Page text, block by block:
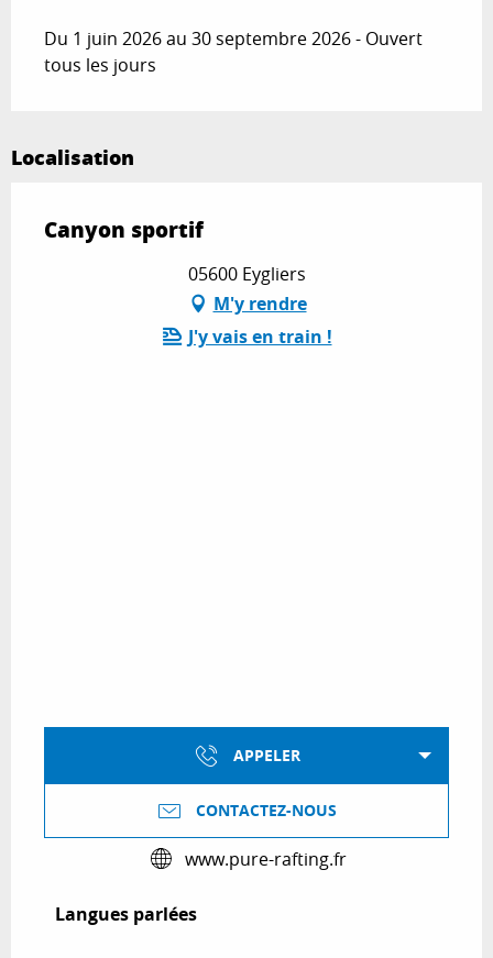
Du 1 juin 2026 au 30 septembre 2026 - Ouvert
tous les jours
Localisation
Canyon sportif
05600 Eygliers
M'y rendre
J'y vais en train !
APPELER
CONTACTEZ-NOUS
www.pure-rafting.fr
Langues parlées
Langues parlées